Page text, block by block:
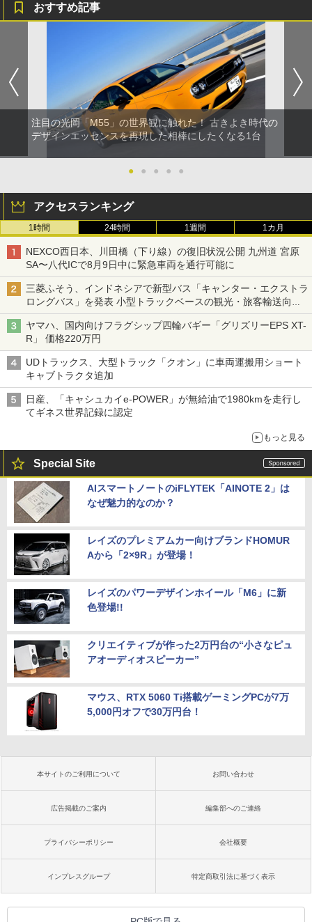
おすすめ記事
注目の光岡「M55」の世界観に触れた！ 古きよき時代の
デザインエッセンスを再現した相棒にしたくなる1台
● ● ● ● ●
アクセスランキング
1時間 24時間 1週間 1カ月
NEXCO西日本、川田橋（下り線）の復旧状況公開 九州道 宮原
SA〜八代ICで8月9日中に緊急車両を通行可能に
三菱ふそう、インドネシアで新型バス「キャンター・エクストラ
ロングバス」を発表 小型トラックベースの観光・旅客輸送向け
バス
ヤマハ、国内向けフラグシップ四輪バギー「グリズリーEPS XT-
R」 価格220万円
UDトラックス、大型トラック「クオン」に車両運搬用ショート
キャブトラクタ追加
日産、「キャシュカイe-POWER」が無給油で1980kmを走行し
てギネス世界記録に認定
もっと見る
Special Site
AIスマートノートのiFLYTEK「AINOTE 2」は
なぜ魅力的なのか？
レイズのプレミアムカー向けブランドHOMUR
Aから「2×9R」が登場！
レイズのパワーデザインホイール「M6」に新
色登場!!
クリエイティブが作った2万円台の“小さなピュ
アオーディオスピーカー”
マウス、RTX 5060 Ti搭載ゲーミングPCが7万
5,000円オフで30万円台！
本サイトのご利用について お問い合わせ
広告掲載のご案内 編集部へのご連絡
プライバシーポリシー 会社概要
インプレスグループ 特定商取引法に基づく表示